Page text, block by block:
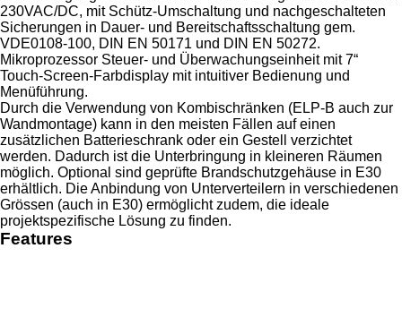
230VAC/DC, mit Schütz-Umschaltung und nachgeschalteten
Sicherungen in Dauer- und Bereitschaftsschaltung gem.
VDE0108-100, DIN EN 50171 und DIN EN 50272.
Mikroprozessor Steuer- und Überwachungseinheit mit 7“
Touch-Screen-Farbdisplay mit intuitiver Bedienung und
Menüführung.
Durch die Verwendung von Kombischränken (ELP-B auch zur
Wandmontage) kann in den meisten Fällen auf einen
zusätzlichen Batterieschrank oder ein Gestell verzichtet
werden. Dadurch ist die Unterbringung in kleineren Räumen
möglich. Optional sind geprüfte Brandschutzgehäuse in E30
erhältlich. Die Anbindung von Unterverteilern in verschiedenen
Grössen (auch in E30) ermöglicht zudem, die ideale
projektspezifische Lösung zu finden.
Features